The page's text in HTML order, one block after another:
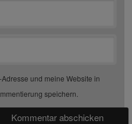
und meine Website in
speichern.